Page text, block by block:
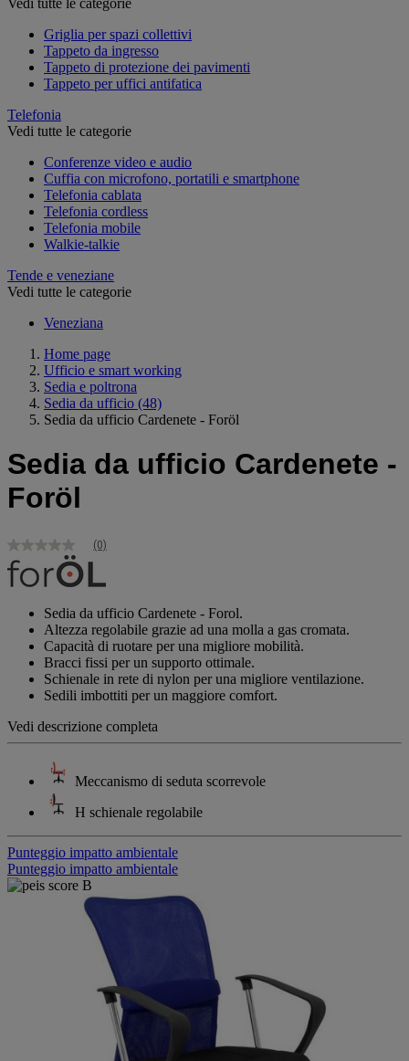
Griglia per spazi collettivi
Tappeto da ingresso
Tappeto di protezione dei pavimenti
Tappeto per uffici antifatica
Telefonia
Vedi tutte le categorie
Conferenze video e audio
Cuffia con microfono, portatili e smartphone
Telefonia cablata
Telefonia cordless
Telefonia mobile
Walkie-talkie
Tende e veneziane
Vedi tutte le categorie
Veneziana
Home page
Ufficio e smart working
Sedia e poltrona
Sedia da ufficio (48)
Sedia da ufficio Cardenete - Foröl
Sedia da ufficio Cardenete -
Foröl
Nessuna
valutazione
Stesso
pagina.
(0)
Sedia da ufficio Cardenete - Forol.
Altezza regolabile grazie ad una molla a gas cromata.
Capacità di ruotare per una migliore mobilità.
Bracci fissi per un supporto ottimale.
Schienale in rete di nylon per una migliore ventilazione.
Sedili imbottiti per un maggiore comfort.
Vedi descrizione completa
Meccanismo di seduta scorrevole
H schienale regolabile
Punteggio impatto ambientale
Punteggio impatto ambientale